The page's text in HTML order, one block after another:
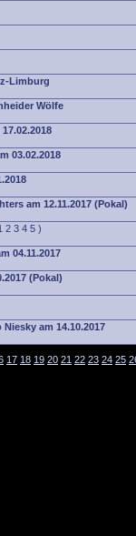
Limburg
Wölfe
03.02.2018
am 12.11.2017 (Pokal)
2 3 4 5 )
04.11.2017
(Pokal)
am 14.10.2017
17 18 19 20 21 22 23 24 25